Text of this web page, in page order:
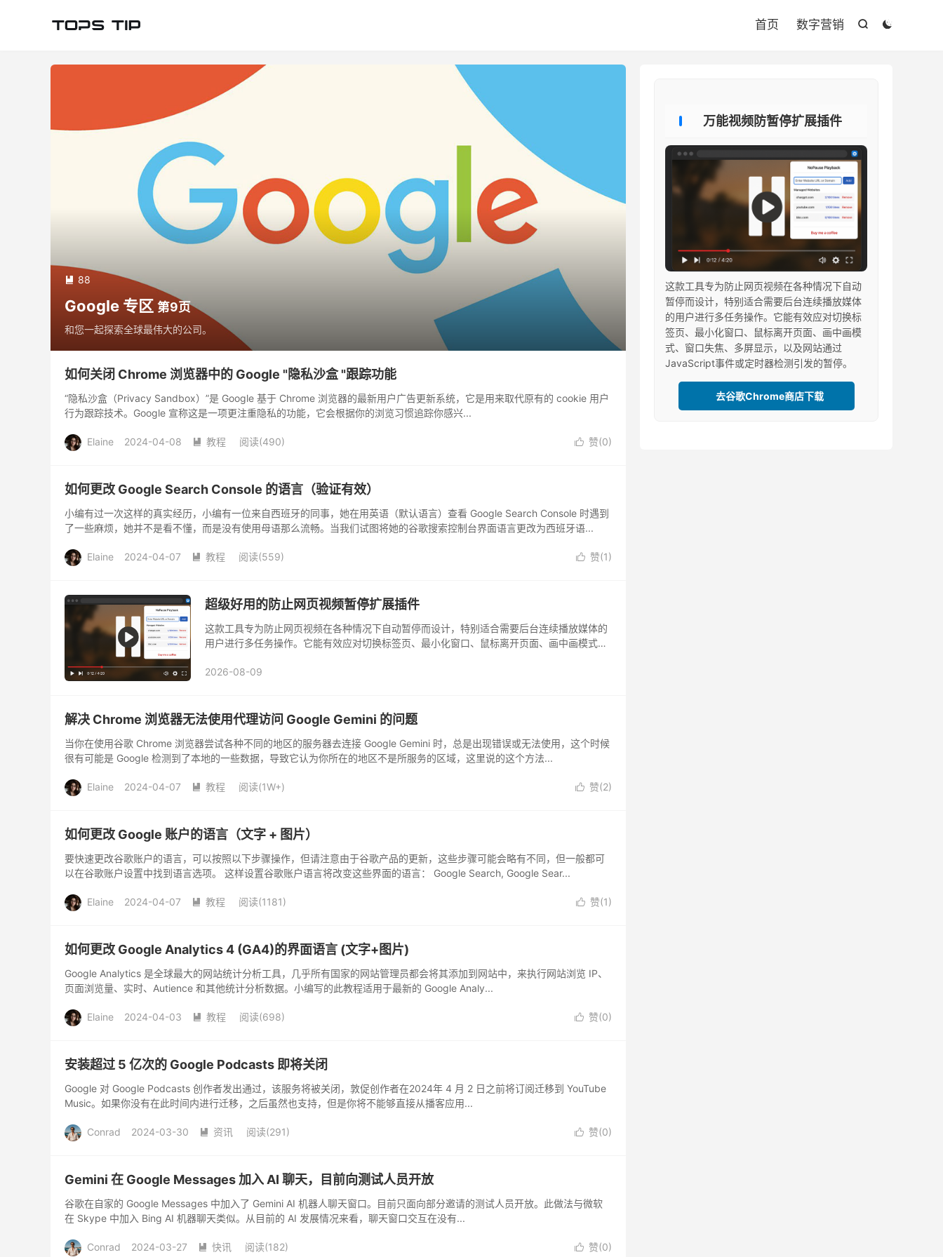


首页 数字营销
 88
Google 专区 第9页
和您一起探索全球最伟大的公司。
如何关闭 Chrome 浏览器中的 Google "隐私沙盒 "跟踪功能
“隐私沙盒（Privacy Sandbox）”是 Google 基于 Chrome 浏览器的最新用户广告更新系统，它是用来取代原有的 cookie 用户
行为跟踪技术。Google 宣称这是一项更注重隐私的功能，它会根据你的浏览习惯追踪你感兴...
 赞(0)
Elaine 2024-04-08  教程 阅读(490)
如何更改 Google Search Console 的语言（验证有效）
小编有过一次这样的真实经历，小编有一位来自西班牙的同事，她在用英语（默认语言）查看 Google Search Console 时遇到
了一些麻烦，她并不是看不懂，而是没有使用母语那么流畅。当我们试图将她的谷歌搜索控制台界面语言更改为西班牙语...
 赞(1)
Elaine 2024-04-07  教程 阅读(559)
超级好用的防止网页视频暂停扩展插件
这款工具专为防止网页视频在各种情况下自动暂停而设计，特别适合需要后台连续播放媒体的
用户进行多任务操作。它能有效应对切换标签页、最小化窗口、鼠标离开页面、画中画模式、
测引发的暂停。
2026-08-09
解决 Chrome 浏览器无法使用代理访问 Google Gemini 的问题
当你在使用谷歌 Chrome 浏览器尝试各种不同的地区的服务器去连接 Google Gemini 时，总是出现错误或无法使用，这个时候
很有可能是 Google 检测到了本地的一些数据，导致它认为你所在的地区不是所服务的区域，这里说的这个方法...
 赞(2)
Elaine 2024-04-07  教程 阅读(1W+)
如何更改 Google 账户的语言（文字 + 图片）
要快速更改谷歌账户的语言，可以按照以下步骤操作，但请注意由于谷歌产品的更新，这些步骤可能会略有不同，但一般都可
以在谷歌账户设置中找到语言选项。 这样设置谷歌账户语言将改变这些界面的语言： Google Search, Google Sear...
 赞(1)
Elaine 2024-04-07  教程 阅读(1181)
如何更改 Google Analytics 4 (GA4)的界面语言 (文字+图片)
Google Analytics 是全球最大的网站统计分析工具，几乎所有国家的网站管理员都会将其添加到网站中，来执行网站浏览 IP、
页面浏览量、实时、Autience 和其他统计分析数据。小编写的此教程适用于最新的 Google Analy...
 赞(0)
Elaine 2024-04-03  教程 阅读(698)
安装超过 5 亿次的 Google Podcasts 即将关闭
Google 对 Google Podcasts 创作者发出通过，该服务将被关闭，敦促创作者在2024年 4 月 2 日之前将订阅迁移到 YouTube
Music。如果你没有在此时间内进行迁移，之后虽然也支持，但是你将不能够直接从播客应用...
 赞(0)
Conrad 2024-03-30  资讯 阅读(291)
Gemini 在 Google Messages 加入 AI 聊天，目前向测试人员开放
谷歌在自家的 Google Messages 中加入了 Gemini AI 机器人聊天窗口。目前只面向部分邀请的测试人员开放。此做法与微软
在 Skype 中加入 Bing AI 机器聊天类似。从目前的 AI 发展情况来看，聊天窗口交互在没有...
 赞(0)
Conrad 2024-03-27  快讯 阅读(182)
万能视频防暂停扩展插件
这款工具专为防止网页视频在各种情况下自动
暂停而设计，特别适合需要后台连续播放媒体
的用户进行多任务操作。它能有效应对切换标
签页、最小化窗口、鼠标离开页面、画中画模
式、窗口失焦、多屏显示，以及网站通过
JavaScript事件或定时器检测引发的暂停。
去谷歌Chrome商店下载